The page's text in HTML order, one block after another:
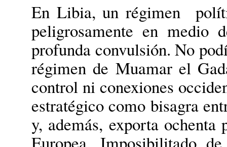
En Libia, un régimen
peligrosamente en medio
profunda convulsión. No
régimen de Muamar el
control ni conexiones
estratégico como bisagra
y, además, exporta